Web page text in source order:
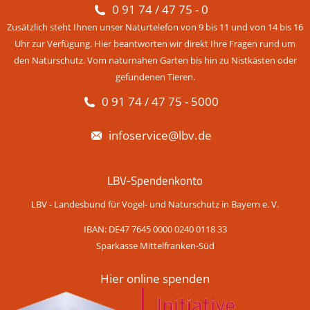
0 91 74 / 47 75 - 0
Zusätzlich steht Ihnen unser Naturtelefon von 9 bis 11 und von 14 bis 16
Uhr zur Verfügung. Hier beantworten wir direkt Ihre Fragen rund um
den Naturschutz. Vom naturnahen Garten bis hin zu Nistkästen oder
gefundenen Tieren.
0 91 74 / 47 75 - 5000
infoservice@lbv.de
LBV-Spendenkonto
LBV - Landesbund für Vogel- und Naturschutz in Bayern e. V.
IBAN: DE47 7645 0000 0240 0118 33
Sparkasse Mittelfranken-Süd
Hier online spenden